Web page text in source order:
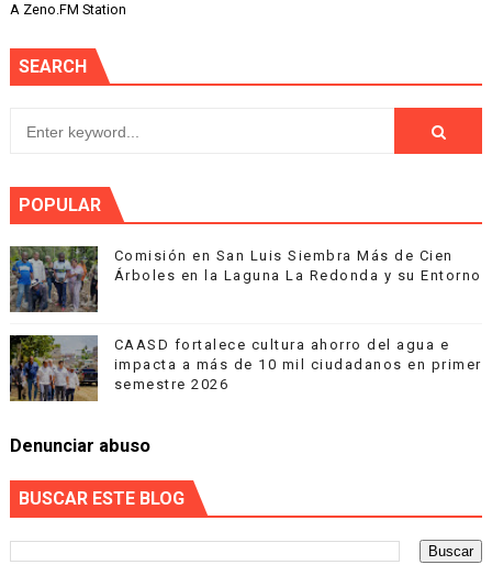
A Zeno.FM Station
SEARCH
POPULAR
Comisión en San Luis Siembra Más de Cien
Árboles en la Laguna La Redonda y su Entorno
CAASD fortalece cultura ahorro del agua e
impacta a más de 10 mil ciudadanos en primer
semestre 2026
Denunciar abuso
BUSCAR ESTE BLOG